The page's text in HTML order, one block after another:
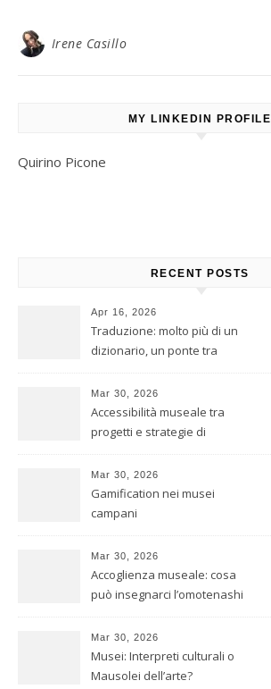
Irene Casillo
MY LINKEDIN PROFILE
Quirino Picone
RECENT POSTS
Apr 16, 2026
Traduzione: molto più di un
dizionario, un ponte tra
Mar 30, 2026
Accessibilità museale tra
progetti e strategie di
Mar 30, 2026
Gamification nei musei
campani
Mar 30, 2026
Accoglienza museale: cosa
può insegnarci l’omotenashi
Mar 30, 2026
Musei: Interpreti culturali o
Mausolei dell’arte?